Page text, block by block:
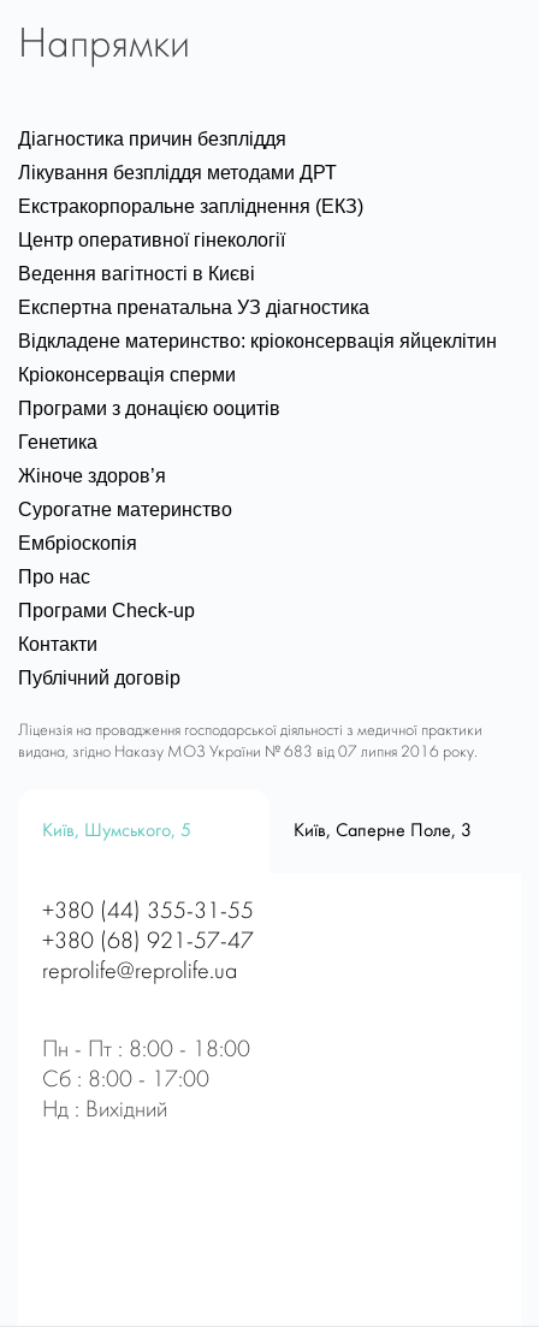
Напрямки
Діагностика причин безпліддя
Лікування безпліддя методами ДРТ
Екстракорпоральне запліднення (ЕКЗ)
Центр оперативної гінекології
Ведення вагітності в Києві
Експертна пренатальна УЗ діагностика
Відкладене материнство: кріоконсервація яйцеклітин
Кріоконсервація сперми
Програми з донацією ооцитів
Генетика
Жіноче здоров’я
Сурогатне материнство
Ембріоскопія
Про нас
Програми Check-up
Контакти
Публічний договір
Ліцензія на провадження господарської діяльності з медичної практики
видана, згідно Наказу МОЗ України № 683 від 07 липня 2016 року.
Київ, Шумського, 5 Київ, Саперне Поле, 3
+380 (44) 355-31-55
+380 (68) 921-57-47
reprolife@reprolife.ua
Пн - Пт : 8:00 - 18:00
Сб : 8:00 - 17:00
Нд : Вихідний